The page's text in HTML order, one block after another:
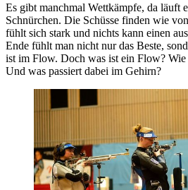
Es gibt manchmal Wettkämpfe, da läuft
Schnürchen. Die Schüsse finden wie
fühlt sich stark und nichts kann einen
Ende fühlt man nicht nur das Beste,
ist im Flow. Doch was ist ein Flow?
Und was passiert dabei im Gehirn?